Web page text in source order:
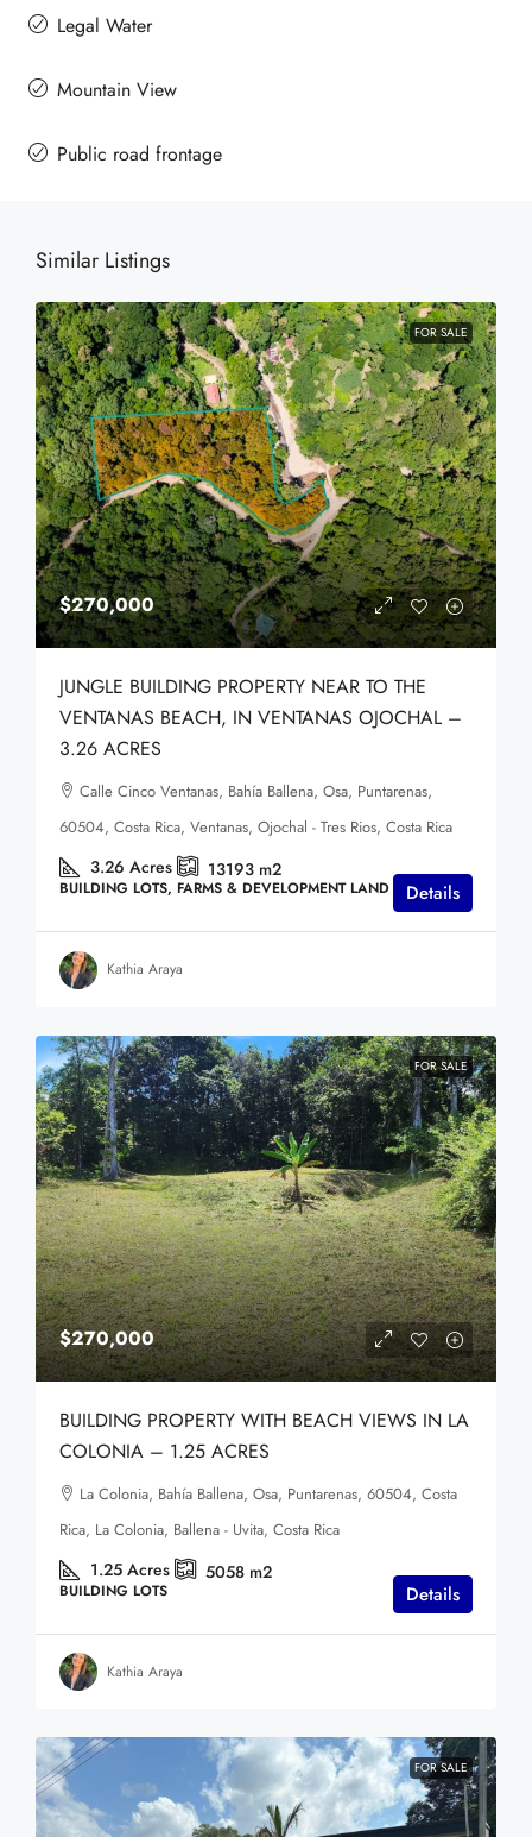
Legal Water
Mountain View
Public road frontage
Similar Listings
FOR SALE
$270,000
JUNGLE BUILDING PROPERTY NEAR TO THE
VENTANAS BEACH, IN VENTANAS OJOCHAL –
3.26 ACRES
Calle Cinco Ventanas, Bahía Ballena, Osa, Puntarenas,
60504, Costa Rica, Ventanas, Ojochal - Tres Rios, Costa Rica
3.26 Acres 13193 m2
BUILDING LOTS, FARMS & DEVELOPMENT LAND Details
Kathia Araya
FOR SALE
$270,000
BUILDING PROPERTY WITH BEACH VIEWS IN LA
COLONIA – 1.25 ACRES
La Colonia, Bahía Ballena, Osa, Puntarenas, 60504, Costa
Rica, La Colonia, Ballena - Uvita, Costa Rica
1.25 Acres 5058 m2
BUILDING LOTS Details
Kathia Araya
FOR SALE